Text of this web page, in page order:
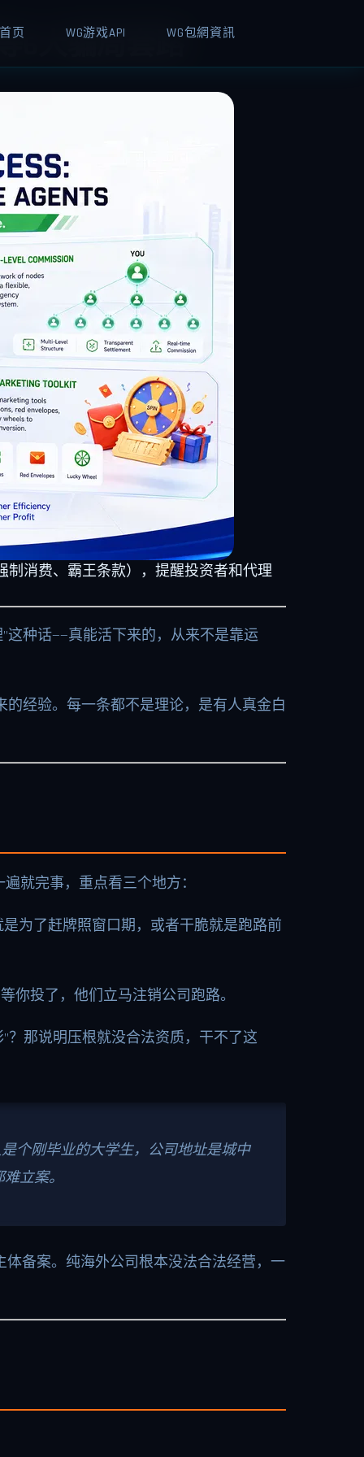
首页 WG游戏API WG包網資訊
6大骗局套路
制消费、霸王条款），提醒投资者和代理
这种话——真能活下来的，从来不是靠运
经验。每一条都不是理论，是有人真金白
就完事，重点看三个地方：
为了赶牌照窗口期，或者干脆就是跑路前
你投了，他们立马注销公司跑路。
”？那说明压根就没合法资质，干不了这
个刚毕业的大学生，公司地址是城中
立案。
备案。纯海外公司根本没法合法经营，一